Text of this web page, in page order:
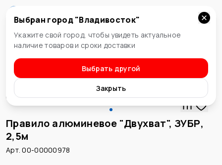
Владивосток
Выбран город "Владивосток"
Укажите свой город, чтобы увидеть актуальное
наличие товаров и сроки доставки
Выбрать другой
Закрыть
Правила
Правило алюминевое "Двухват", ЗУБР,
2,5м
Арт. 00-00000978